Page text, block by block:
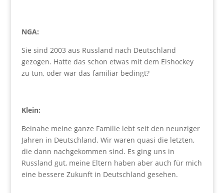
NGA:
Sie sind 2003 aus Russland nach Deutschland
gezogen. Hatte das schon etwas mit dem Eishockey
zu tun, oder war das familiär bedingt?
Klein:
Beinahe meine ganze Familie lebt seit den neunziger
Jahren in Deutschland. Wir waren quasi die letzten,
die dann nachgekommen sind. Es ging uns in
Russland gut, meine Eltern haben aber auch für mich
eine bessere Zukunft in Deutschland gesehen.